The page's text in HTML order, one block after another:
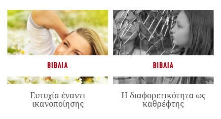
ΒΙΒΛΊΑ
Ευτυχία έναντι
ικανοποίησης
ΒΙΒΛΊΑ
Η διαφορετικότητα ως
καθρέφτης